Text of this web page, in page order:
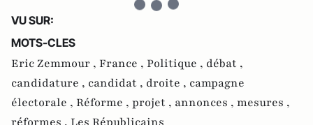
VU SUR:
MOTS-CLES
Eric Zemmour , France , Politique , débat ,
candidature , candidat , droite , campagne
électorale , Réforme , projet , annonces , mesures ,
réformes , Les Républicains